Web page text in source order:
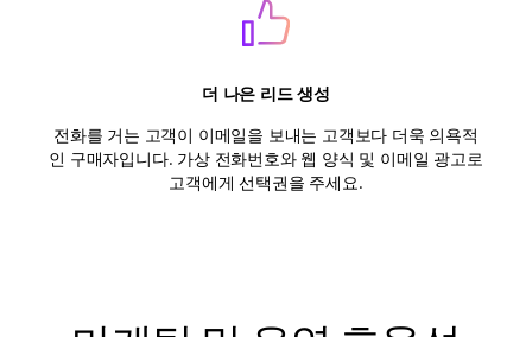
더 나은 리드 생성
전화를 거는 고객이 이메일을 보내는 고객보다 더욱 의욕적
인 구매자입니다. 가상 전화번호와 웹 양식 및 이메일 광고로
고객에게 선택권을 주세요.